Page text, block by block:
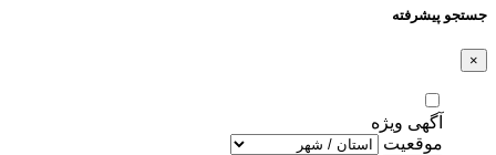
جستجو پیشرفته
×
آگهی ویژه
موقعیت